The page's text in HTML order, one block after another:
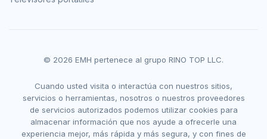
© 2026 EMH pertenece al grupo RINO TOP LLC.
Cuando usted visita o interactúa con nuestros sitios,
servicios o herramientas, nosotros o nuestros proveedores
de servicios autorizados podemos utilizar cookies para
almacenar información que nos ayude a ofrecerle una
experiencia mejor, más rápida y más segura, y con fines de